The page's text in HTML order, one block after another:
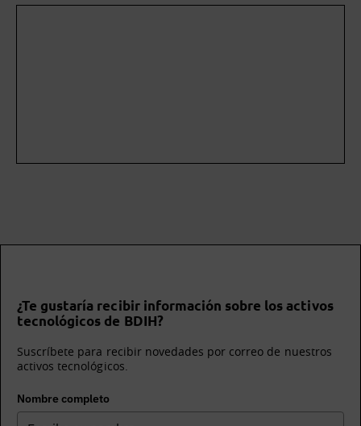
¿Te gustaría recibir información sobre los activos
tecnológicos de BDIH?
Suscríbete para recibir novedades por correo de nuestros
activos tecnológicos.
Nombre completo